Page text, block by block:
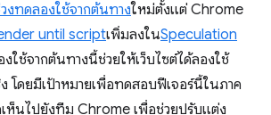
งทดลองใช้จากต้นทางใหม่ตั้งแต่ Chrome
until scriptเพิ่มลงในSpeculation
ใช้จากต้นทางนี้ช่วยให้เว็บไซต์ได้ลองใช้
โดยมีเป้าหมายเพื่อทดสอบฟีเจอร์นี้ในภาค
ห็นไปยังทีม Chrome เพื่อช่วยปรับแต่ง